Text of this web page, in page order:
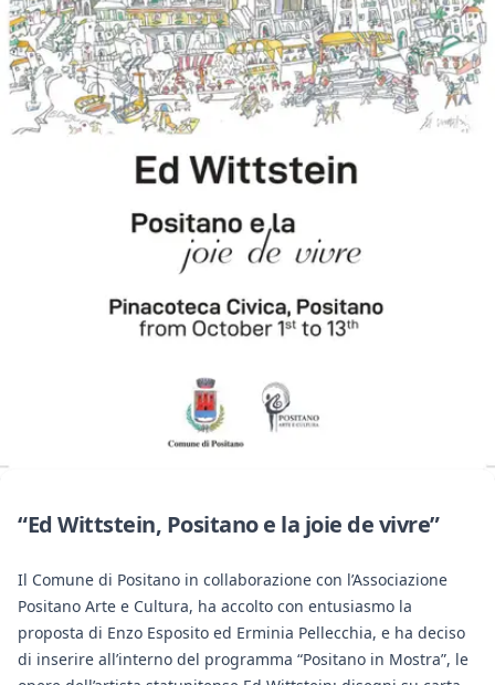
“Ed Wittstein, Positano e la joie de vivre”
Il Comune di Positano in collaborazione con l’Associazione
Positano Arte e Cultura, ha accolto con entusiasmo la
proposta di Enzo Esposito ed Erminia Pellecchia, e ha deciso
di inserire all’interno del programma “Positano in Mostra”, le